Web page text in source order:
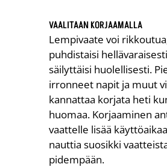
VAALITAAN KORJAAMALLA
Lempivaate voi
puhdistaisi
säilyttäisi huolellisesti.
irronneet napit ja muut
kannattaa korjata heti
huomaa. Korjaaminen
vaattelle lisää
nauttia suosikki
pidempään.